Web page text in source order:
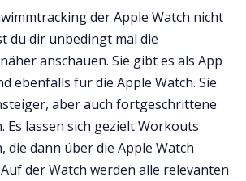
der Apple Watch nicht
du dir unbedingt mal die
anschauen. Sie gibt es als App
ebenfalls für die Apple Watch. Sie
aber auch fortgeschrittene
Es lassen sich gezielt Workouts
die dann über die Apple Watch
der Watch werden alle relevanten